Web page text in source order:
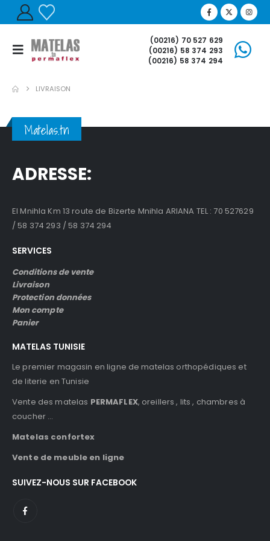
(00216) 70 527 629
(00216) 58 374 293
(00216) 58 374 294
LIVRAISON
Matelas.tn
ADRESSE:
El Mnihla Km 13 route de Bizerte Mnihla ARIANA TEL : 70 527629
/ 58 374 293 / 58 374 294
SERVICES
Conditions de vente
Livraison
Protection données
Mon compte
Panier
MATELAS TUNISIE
Le premier magasin en ligne de matelas orthopédiques et
de literie en Tunisie
Vente des matelas PERMAFLEX, oreillers , lits , chambres à
coucher …
Matelas confortex
Vente de meuble en ligne
SUIVEZ-NOUS SUR FACEBOOK